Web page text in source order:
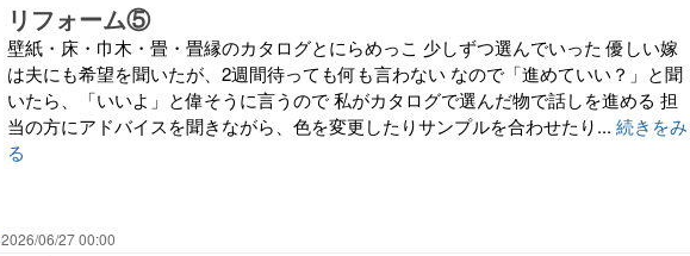
リフォーム⑤
壁紙・床・巾木・畳・畳縁のカタログとにらめっこ 少しずつ選んでいった 優しい嫁
は夫にも希望を聞いたが、2週間待っても何も言わない なので「進めていい？」と聞
いたら、「いいよ」と偉そうに言うので 私がカタログで選んだ物で話しを進める 担
当の方にアドバイスを聞きながら、色を変更したりサンプルを合わせたり... 続きをみ
る
2026/06/27 00:00